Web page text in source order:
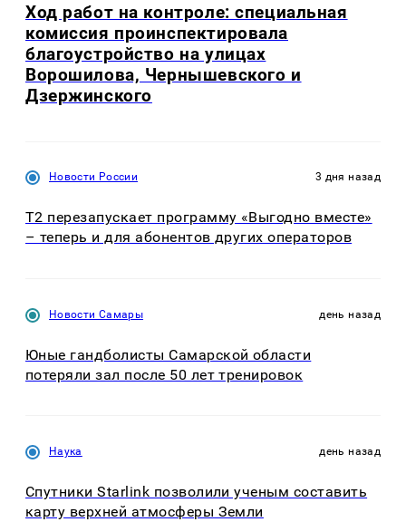
Ход работ на контроле: специальная
комиссия проинспектировала
благоустройство на улицах
Ворошилова, Чернышевского и
Дзержинского
Новости России 3 дня назад
Т2 перезапускает программу «Выгодно вместе»
– теперь и для абонентов других операторов
Новости Самары день назад
Юные гандболисты Самарской области
потеряли зал после 50 лет тренировок
Наука день назад
Спутники Starlink позволили ученым составить
карту верхней атмосферы Земли